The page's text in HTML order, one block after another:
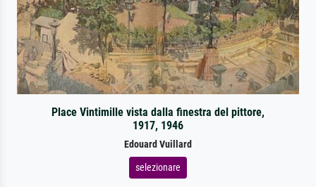
Place Vintimille vista dalla finestra del pittore,
1917, 1946
Edouard Vuillard
selezionare